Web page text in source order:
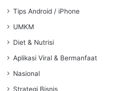
Tips Android / iPhone
UMKM
Diet & Nutrisi
Aplikasi Viral & Bermanfaat
Nasional
Strategi Bisnis